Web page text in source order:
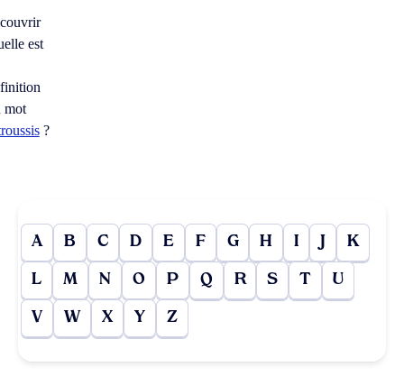
est
mot
?
A B C D E F G H I J K
L M N O P Q R S T U
V W X Y Z